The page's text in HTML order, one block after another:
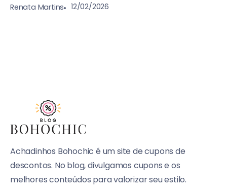
Renata Martins 12/02/2026
Achadinhos Bohochic é um site de cupons de
descontos. No blog, divulgamos cupons e os
melhores conteúdos para valorizar seu estilo.